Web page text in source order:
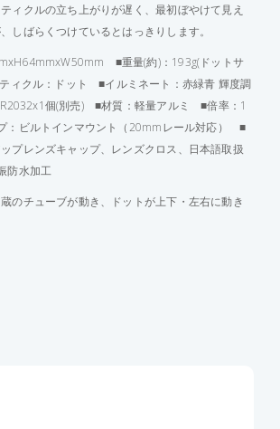
ィクルの立ち上がりが遅く、最初ぼやけて見え
しばらくつけているとはっきりします。
■重量(約)：193g(ドットサ
ィクル：ドット ■イルミネート：赤緑青 輝度調
個(別売) ■材質：軽量アルミ ■倍率：1
：ビルトインマウント（20mmレール対応） ■
プレンズキャップ、レンズクロス、日本語取扱
防水加工
のチューブが動き、ドットが上下・左右に動き